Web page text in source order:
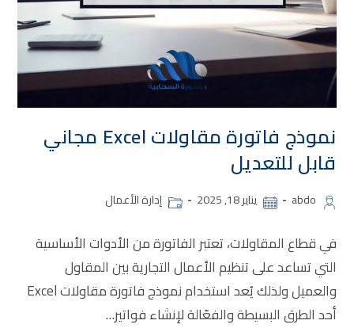
نموذج فاتورة مقاولات Excel مجاني
قابل للتعديل
abdo يناير 18, 2025 إدارة الأعمال
في قطاع المقاولات، تعتبر الفاتورة من الأدوات الأساسية
التي تساعد على تنظيم الأعمال التجارية بين المقاول
والعميل ولذلك يُعد استخدام نموذج فاتورة مقاولات Excel
أحد الطرق البسيطة والفعّالة لإنشاء فواتير…